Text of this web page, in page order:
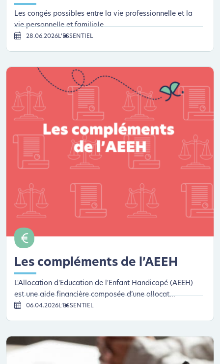
Les congés possibles entre la vie professionnelle et la
vie personnelle et familiale
28.06.2026L’ESSENTIEL
Les compléments de l’AEEH
L'Allocation d'Education de l'Enfant Handicapé (AEEH)
est une aide financière composée d’une allocat...
06.04.2026L’ESSENTIEL